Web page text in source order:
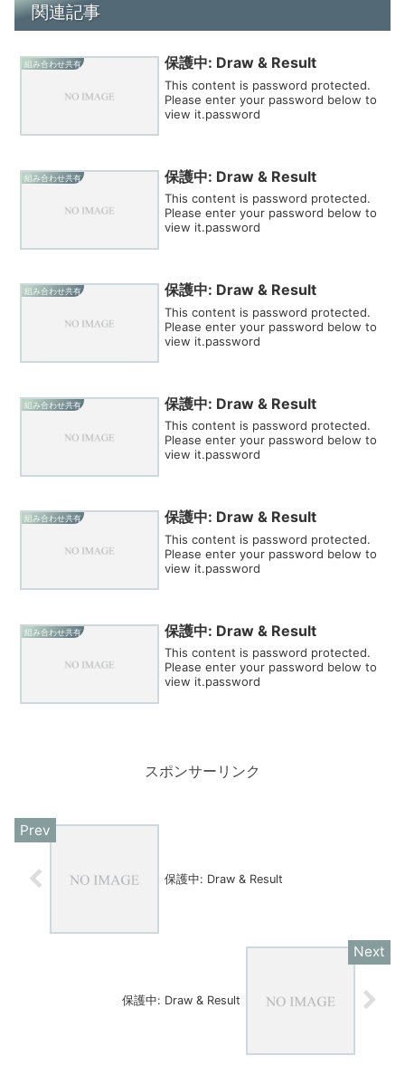
関連記事
組み合わせ共有 保護中: Draw & Result
This content is password protected.
Please enter your password below to
view it.password
組み合わせ共有 保護中: Draw & Result
This content is password protected.
Please enter your password below to
view it.password
組み合わせ共有 保護中: Draw & Result
This content is password protected.
Please enter your password below to
view it.password
組み合わせ共有 保護中: Draw & Result
This content is password protected.
Please enter your password below to
view it.password
組み合わせ共有 保護中: Draw & Result
This content is password protected.
Please enter your password below to
view it.password
組み合わせ共有 保護中: Draw & Result
This content is password protected.
Please enter your password below to
view it.password
スポンサーリンク
保護中: Draw & Result
保護中: Draw & Result